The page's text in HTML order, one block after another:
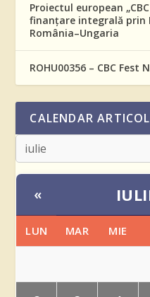
Proiectul european
finanțare integrală prin
România–Ungaria
ROHU00356 – CBC Fest
CALENDAR
«
LUN MAR MIE